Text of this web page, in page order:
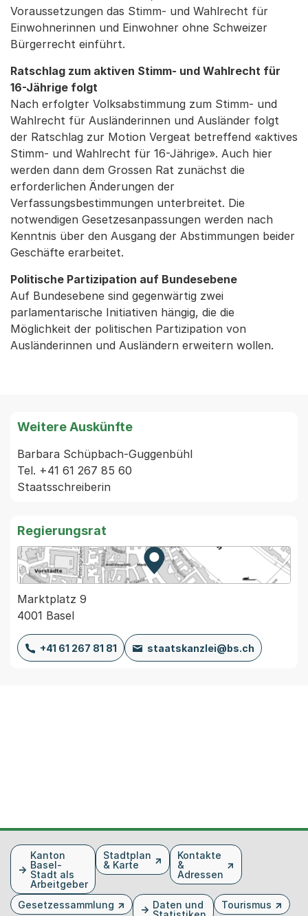
Voraussetzungen das Stimm- und Wahlrecht für
Einwohnerinnen und Einwohner ohne Schweizer
Bürgerrecht einführt.
Ratschlag zum aktiven Stimm- und Wahlrecht für
16-Jährige folgt
Nach erfolgter Volksabstimmung zum Stimm- und
Wahlrecht für Ausländerinnen und Ausländer folgt
der Ratschlag zur Motion Vergeat betreffend «aktives
Stimm- und Wahlrecht für 16-Jährige». Auch hier
werden dann dem Grossen Rat zunächst die
erforderlichen Änderungen der
Verfassungsbestimmungen unterbreitet. Die
notwendigen Gesetzesanpassungen werden nach
Kenntnis über den Ausgang der Abstimmungen beider
Geschäfte erarbeitet.
Politische Partizipation auf Bundesebene
Auf Bundesebene sind gegenwärtig zwei
parlamentarische Initiativen hängig, die die
Möglichkeit der politischen Partizipation von
Ausländerinnen und Ausländern erweitern wollen.
Weitere Auskünfte
Barbara Schüpbach-Guggenbühl
Tel. +41 61 267 85 60
Regierungsrat
Zur Karte von MapBS.
Externer Link, wird in einem
Marktplatz 9
4001 Basel
+41 61 267 81 81 staatskanzlei@bs.ch
FusszeileKanton
Basel-
Stadt als
Arbeitgeber
Stadtplan
& Karte
Kontakte
&
Adressen
Gesetzessammlung
Daten und
Tourismus